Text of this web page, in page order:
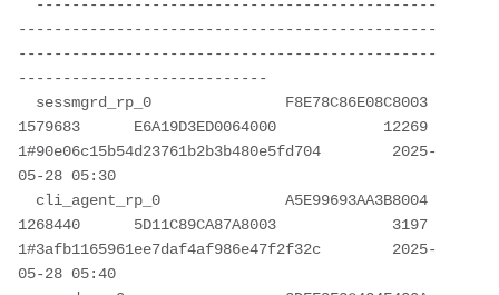
-----------------------------------------------
-----------------------------------------------
----------------------------
1579683      E6A19D3ED0064000            12269
1#90e06c15b54d23761b2b3b480e5fd704        2025-
05-28 05:30
1268440      5D11C89CA87A8003             3197
1#3afb1165961ee7daf4af986e47f2f32c        2025-
05-28 05:40